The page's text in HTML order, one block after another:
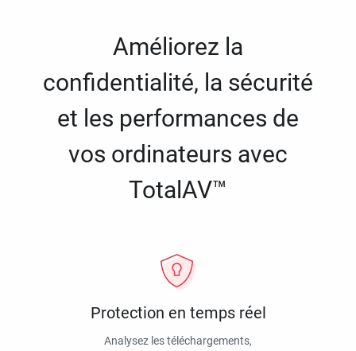
Améliorez la
confidentialité, la sécurité
et les performances de
vos ordinateurs avec
TotalAV™
Protection en temps réel
Analysez les téléchargements,